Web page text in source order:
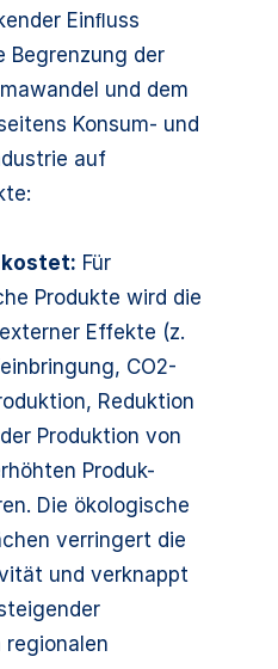
Einﬂuss
Begrenzung der
und dem
Konsum- und
auf
Für
Produkte wird die
Effekte (z.
CO2-
Reduktion
Produktion von
Produk-
Die ökologische
verringert die
und verknappt